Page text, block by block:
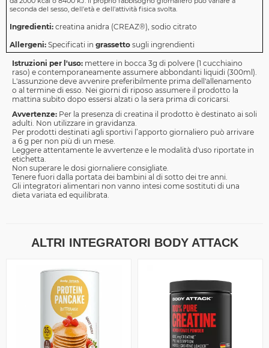
seconda del sesso, dell'età e dell'attività fisica svolta.
Ingredienti: creatina anidra (CREAZ®), sodio citrato
Allergeni: Specificati in grassetto sugli ingrendienti
Istruzioni per l'uso: mettere in bocca 3g di polvere (1 cucchiaino
raso) e contemporaneamente assumere abbondanti liquidi (300ml).
L'assunzione deve avvenire preferibilmente prima dell'allenamento
o al termine di esso. Nei giorni di riposo assumere il prodotto la
mattina subito dopo essersi alzati o la sera prima di coricarsi.
Avvertenze: Per la presenza di creatina il prodotto è destinato ai soli
adulti. Non utilizzare in gravidanza.
Per prodotti destinati agli sportivi l’apporto giornaliero può arrivare
a 6 g per non più di un mese.
Leggere attentamente le avvertenze e le modalità d'uso riportate in
etichetta.
Non superare le dosi giornaliere consigliate.
Tenere fuori dalla portata dei bambini al di sotto dei tre anni.
Gli integratori alimentari non vanno intesi come sostituti di una
dieta variata ed equilibrata.
ALTRI INTEGRATORI BODY ATTACK